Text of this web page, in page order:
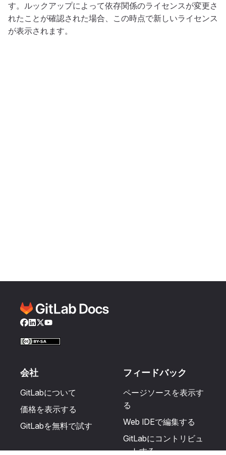
す。ルックアップによって依存関係のライセンスが変更さ
れたことが確認された場合、この時点で新しいライセンス
が表示されます。
Facebook
LinkedIn
Twitter
YouTube
会社
GitLabについて
価格を表示する
GitLabを無料で試す
フィードバック
ページソースを表示す
る
Web IDEで編集する
GitLabにコントリビュ
ートする